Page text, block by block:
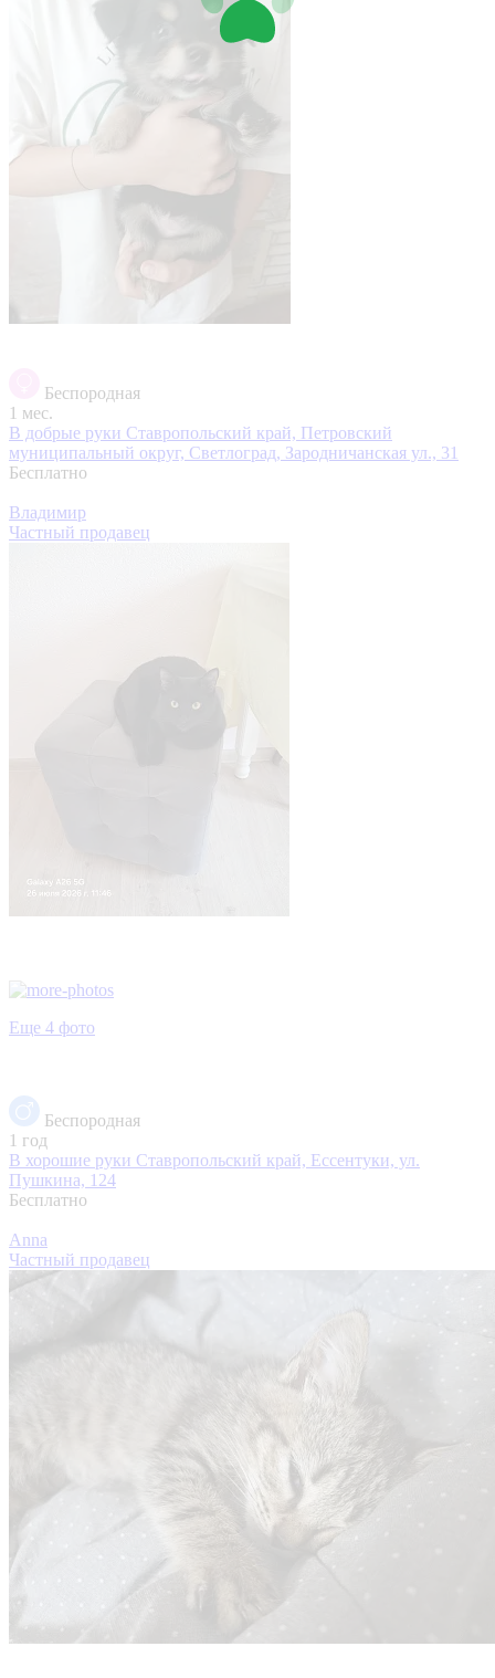
Беспородная
1 мес.
В добрые руки Ставропольский край, Петровский
муниципальный округ, Светлоград, Зародничанская ул., 31
Бесплатно
Владимир
Частный продавец
Еще 4 фото
Беспородная
1 год
В хорошие руки Ставропольский край, Ессентуки, ул.
Пушкина, 124
Бесплатно
Anna
Частный продавец